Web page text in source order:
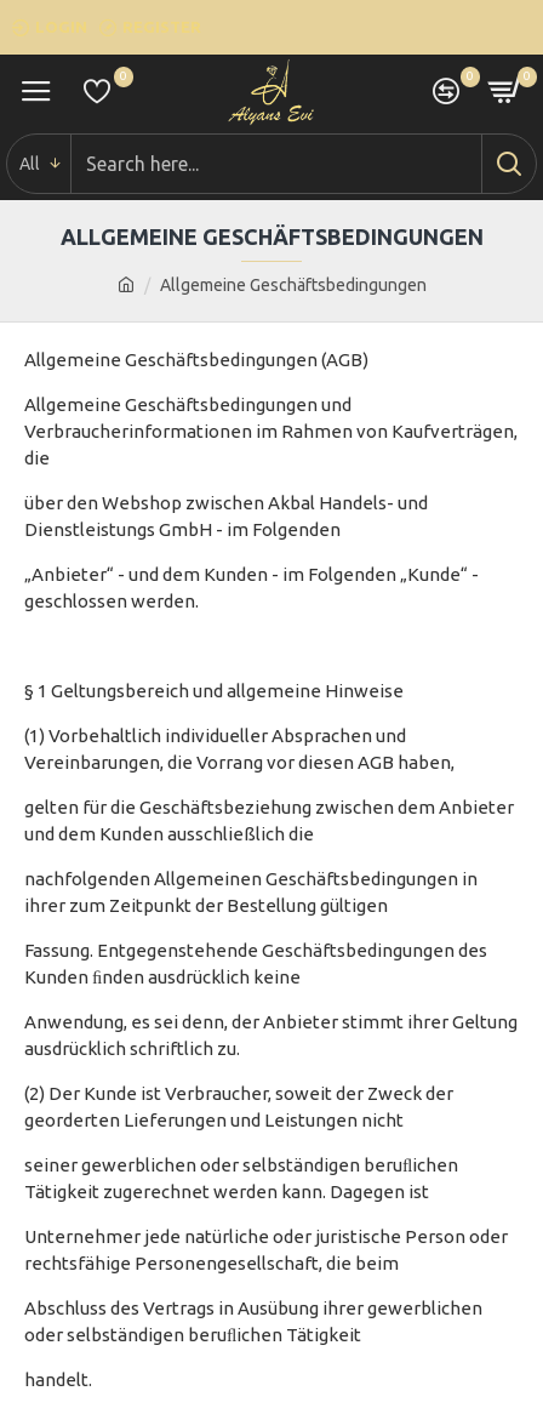
LOGIN REGISTER
0 0 0
All
Allgemeine Geschäftsbedingungen
ALLGEMEINE GESCHÄFTSBEDINGUNGEN
Allgemeine Geschäftsbedingungen (AGB)
Allgemeine Geschäftsbedingungen und
Verbraucherinformationen im Rahmen von Kaufverträgen,
die
über den Webshop zwischen Akbal Handels- und
Dienstleistungs GmbH - im Folgenden
„Anbieter“ - und dem Kunden - im Folgenden „Kunde“ -
geschlossen werden.
§ 1 Geltungsbereich und allgemeine Hinweise
(1) Vorbehaltlich individueller Absprachen und
Vereinbarungen, die Vorrang vor diesen AGB haben,
gelten für die Geschäftsbeziehung zwischen dem Anbieter
und dem Kunden ausschließlich die
nachfolgenden Allgemeinen Geschäftsbedingungen in
ihrer zum Zeitpunkt der Bestellung gültigen
Fassung. Entgegenstehende Geschäftsbedingungen des
Kunden ﬁnden ausdrücklich keine
Anwendung, es sei denn, der Anbieter stimmt ihrer Geltung
ausdrücklich schriftlich zu.
(2) Der Kunde ist Verbraucher, soweit der Zweck der
georderten Lieferungen und Leistungen nicht
seiner gewerblichen oder selbständigen beruﬂichen
Tätigkeit zugerechnet werden kann. Dagegen ist
Unternehmer jede natürliche oder juristische Person oder
rechtsfähige Personengesellschaft, die beim
Abschluss des Vertrags in Ausübung ihrer gewerblichen
oder selbständigen beruﬂichen Tätigkeit
handelt.